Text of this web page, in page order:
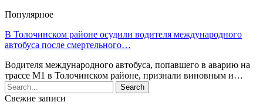
Популярное
В Толочинском районе осудили водителя международного
автобуса после смертельного…
Водителя международного автобуса, попавшего в аварию на
трассе М1 в Толочинском районе, признали виновным и…
Свежие записи